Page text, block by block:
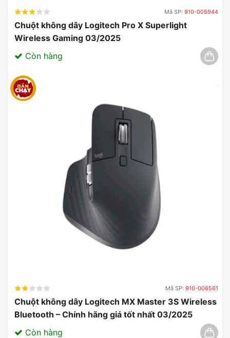
Mã SP: 910-005944
Chuột không dây Logitech Pro X Superlight
Wireless Gaming 03/2025
Còn hàng
Mã SP: 910-006561
Chuột không dây Logitech MX Master 3S Wireless
Bluetooth – Chính hãng giá tốt nhất 03/2025
Còn hàng